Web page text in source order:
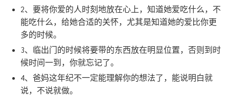
2、要将你爱的人时刻地放在心上，知道她爱吃什么，不
能吃什么，给她合适的关怀，尤其是知道她的爱比你更
多的时候。
3、临出门的时候将要带的东西放在明显位置，否则到时
候时间一到，你就忘记了。
4、爸妈这年纪不一定能理解你的想法了，能说明白就
说，不说就做。